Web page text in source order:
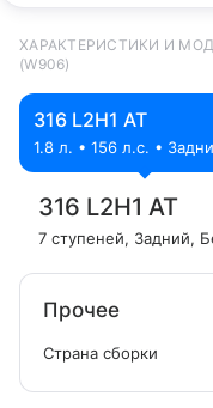
ХАРАКТЕРИСТИКИ И
(W906)
316 L2H1 AT
1.8 л. • 156 л.с. •
316 L2H1 AT
7 ступеней, Задний,
Прочее
Страна сборки